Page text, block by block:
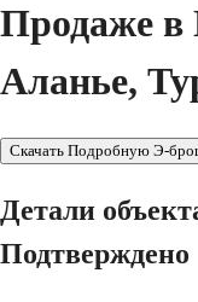
Продаже в
Аланье,
Скачать Подробную Э-
Детали
Подтверждено